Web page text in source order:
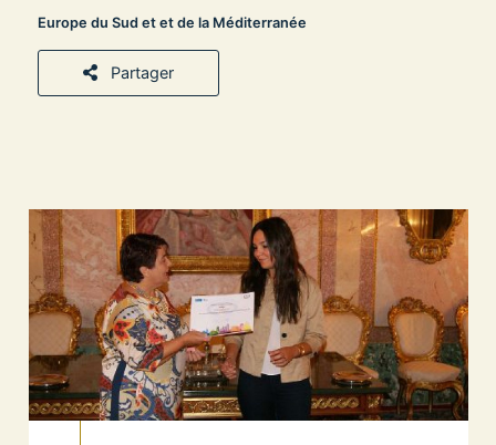
Europe du Sud et et de la Méditerranée
Partager